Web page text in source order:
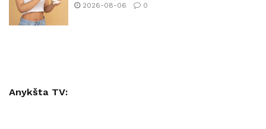
2026-08-06 0
Anykšta TV: